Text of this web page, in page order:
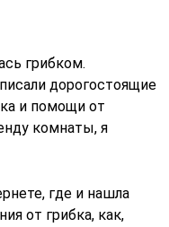
грибком.
дорогостоящие
и помощи от
комнаты, я
где и нашла
от грибка, как,